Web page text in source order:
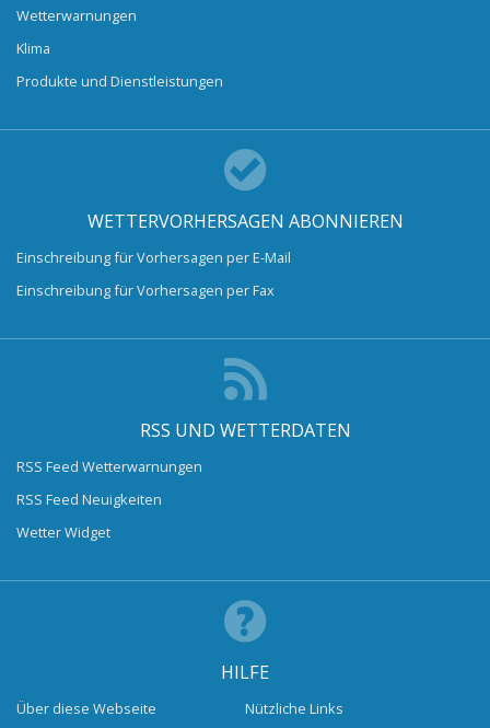
Wetterwarnungen
Klima
Produkte und Dienstleistungen
WETTERVORHERSAGEN ABONNIEREN
Einschreibung für Vorhersagen per E-Mail
Einschreibung für Vorhersagen per Fax
RSS UND WETTERDATEN
RSS Feed Wetterwarnungen
RSS Feed Neuigkeiten
Wetter Widget
HILFE
Über diese Webseite Nützliche Links